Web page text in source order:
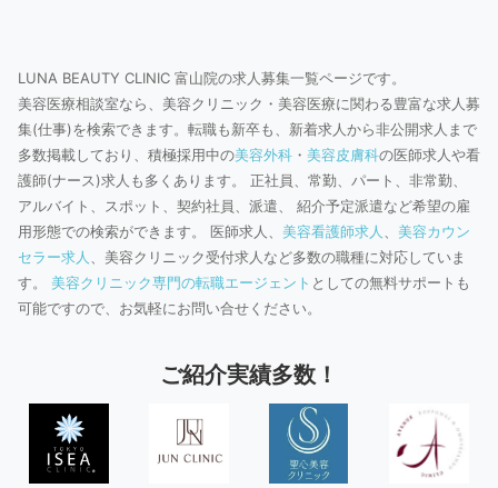
LUNA BEAUTY CLINIC 富山院の求人募集一覧ページです。
美容医療相談室なら、美容クリニック・美容医療に関わる豊富な求人募
集(仕事)を検索できます。転職も新卒も、新着求人から非公開求人まで
多数掲載しており、積極採用中の美容外科 ・ 美容皮膚科の医師求人や看
護師(ナース)求人も多くあります。 正社員、常勤、パート、非常勤、
アルバイト、スポット、契約社員、派遣、 紹介予定派遣など希望の雇
用形態での検索ができます。 医師求人、 美容看護師求人
美容カウン
セラー求人
、美容クリニック受付求人など多数の職種に対応していま
す。 美容クリニック専門の転職エージェント としての無料サポートも
可能ですので、お気軽にお問い合せください。
ご紹介実績多数！